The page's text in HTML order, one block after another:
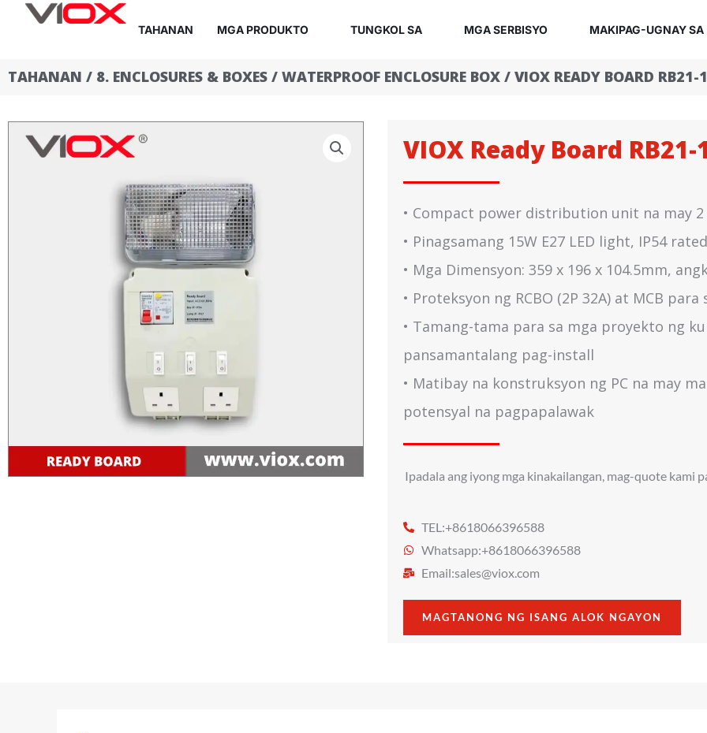
Lumaktaw
TAHANAN MGA PRODUKTO TUNGKOL SA MGA SERBISYO MAKIPAG-UGNAY SA
TAHANAN / 8. ENCLOSURES & BOXES / WATERPROOF ENCLOSURE BOX / VIOX READY BOARD RB21-
VIOX Ready Board RB21-
• Compact power distribution unit na may
• Pinagsamang 15W E27 LED light, IP54
• Mga Dimensyon: 359 x 196 x 104.5mm,
• Proteksyon ng RCBO (2P 32A) at MCB
• Tamang-tama para sa mga proyekto ng
pansamantalang pag-install
• Matibay na konstruksyon ng PC na may
potensyal na pagpapalawak
Ipadala ang iyong mga kinakailangan, mag-quote kami
TEL:+8618066396588
Whatsapp:+8618066396588
Email:sales@viox.com
MAGTANONG NG ISANG ALOK NGAYON